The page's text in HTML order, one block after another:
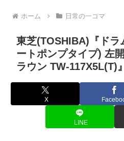
ホーム 日常の一コマ
東芝(TOSHIBA)『ドラ
ートポンプタイプ) 左
ラウン TW-117X5L(T)』
X
LINE